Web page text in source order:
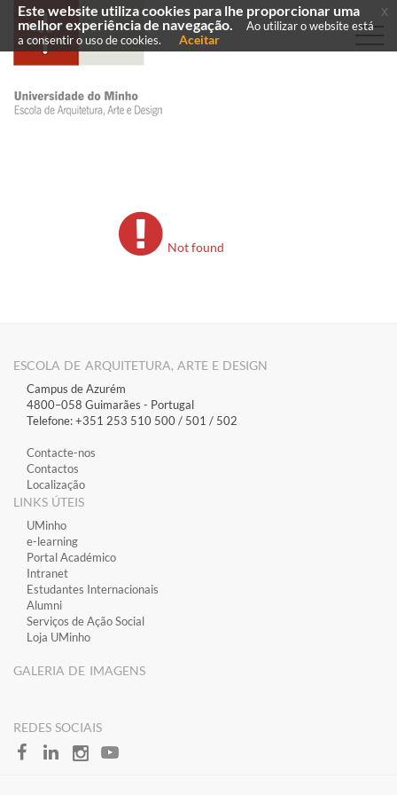
Not found
ESCOLA DE ARQUITETURA, ARTE E DESIGN
Campus de Azurém
4800–058 Guimarães​ - Portugal
Telefone: +351 253 510 500 / 501 / 502
Contacte-nos
Contactos
Localização
LINKS ÚTEIS
​UMinho
​e-learning
​Portal Académico
​Intranet
Estudantes Inter​​nacionais
Alumni
Serviços de Ação Social
Loja UMinho
GALERIA DE IMAGENS
​REDES SOCIAIS
Este website utiliza cookies para lhe proporcionar uma
melhor experiência de navegação.
Ao utilizar o website está
a consentir o uso de cookies.
Aceitar
x